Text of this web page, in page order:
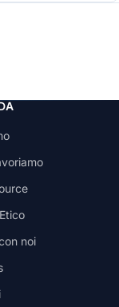
Roots,
noi